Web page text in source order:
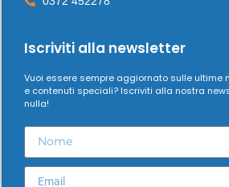
Iscriviti alla newsletter
Vuoi essere sempre aggiornato sulle ultime
e contenuti speciali? Iscriviti alla nostra
nulla!